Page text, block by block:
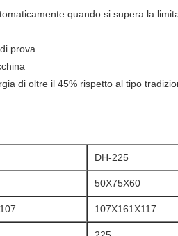
quando si supera la
prova.
di oltre il 45% rispetto al tipo
DH-225
50X75X60
107X161X117